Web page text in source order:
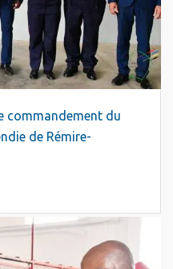
commandement du
de Rémire-